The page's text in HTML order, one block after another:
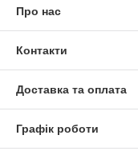
Про нас
Контакти
Доставка та оплата
Графік роботи